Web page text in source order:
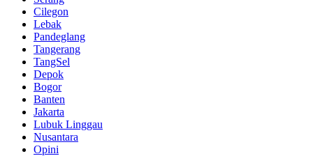
Cilegon
Lebak
Pandeglang
Tangerang
TangSel
Depok
Bogor
Banten
Jakarta
Lubuk Linggau
Nusantara
Opini